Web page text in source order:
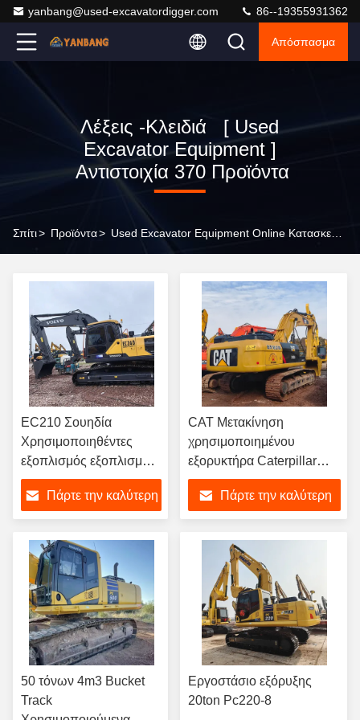
yanbang@used-excavatordigger.com 86--19355931362
Απόσπασμα
Λέξεις -κλειδιά [ Used
Excavator Equipment ]
Αντιστοιχία 370 Προϊόντα
Σπίτι> Προϊόντα>
EC210 Σουηδία
Χρησιμοποιηθέντες
εξοπλισμός εξοπλισμού
εξοπλισμού εξοπλισμού
εξοπλισμού εξοπλισμού
εξοπλισμού εξοπλισμού
εξοπλισμού εξοπλισμού
εξοπλισμού εξοπλισμού
εξοπλισμού εξοπλισμού
εξοπλισμού εξοπλισμού
εξοπλισμού εξοπλισμού
εξοπλισμού εξοπλισμού
εξοπλισμού εξοπλισμού
εξοπλισμού εξοπλισμού
εξοπλισμού εξοπλισμού
εξοπλισμού εξοπλισμού
Πάρτε την καλύτερη
CAT Μετακίνηση
χρησιμοποιημένου
εξορυκτήρα Caterpillar
330D2L κυλινδρική
μηχανή σκάφους
Πάρτε την καλύτερη
50 τόνων 4m3 Bucket
Track
Εργοστάσιο εξόρυξης
20ton Pc220-8